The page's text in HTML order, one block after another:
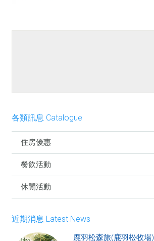
各類訊息 Catalogue
住房優惠
餐飲活動
休閒活動
近期消息 Latest News
鹿羽松森旅(鹿羽松牧場)